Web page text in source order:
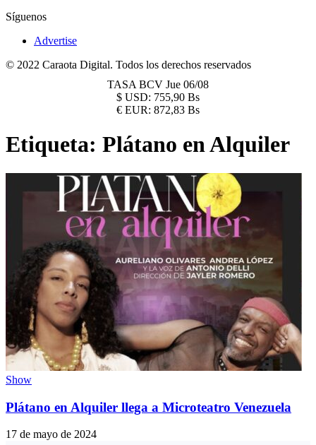
Síguenos
Advertise
© 2022 Caraota Digital. Todos los derechos reservados
TASA BCV Jue 06/08
$ USD: 755,90 Bs
€ EUR: 872,83 Bs
Etiqueta: Plátano en Alquiler
Show
Plátano en Alquiler llega a Microteatro Venezuela
17 de mayo de 2024